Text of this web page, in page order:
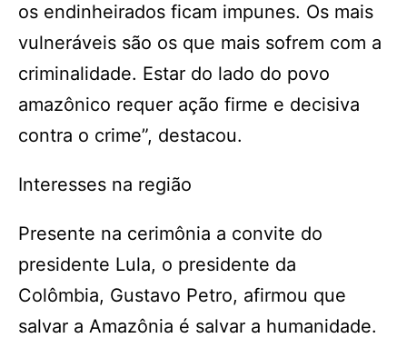
os endinheirados ficam impunes. Os mais
vulneráveis são os que mais sofrem com a
criminalidade. Estar do lado do povo
amazônico requer ação firme e decisiva
contra o crime”, destacou.
Interesses na região
Presente na cerimônia a convite do
presidente Lula, o presidente da
Colômbia, Gustavo Petro, afirmou que
salvar a Amazônia é salvar a humanidade.